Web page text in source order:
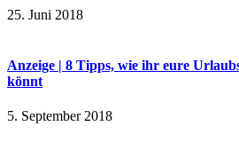
25. Juni 2018
Anzeige | 8 Tipps, wie ihr eure
könnt
5. September 2018